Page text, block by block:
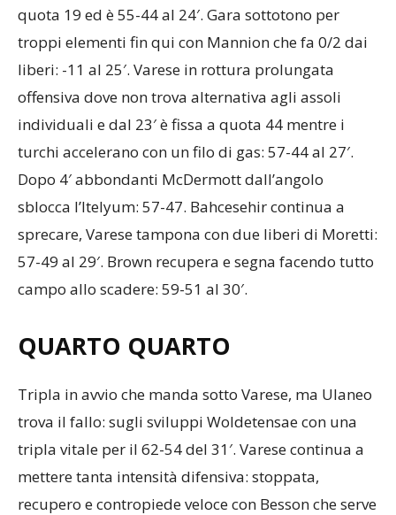
quota 19 ed è 55-44 al 24′. Gara sottotono per
troppi elementi fin qui con Mannion che fa 0/2 dai
liberi: -11 al 25′. Varese in rottura prolungata
offensiva dove non trova alternativa agli assoli
individuali e dal 23′ è fissa a quota 44 mentre i
turchi accelerano con un filo di gas: 57-44 al 27′.
Dopo 4′ abbondanti McDermott dall’angolo
sblocca l’Itelyum: 57-47. Bahcesehir continua a
sprecare, Varese tampona con due liberi di Moretti:
57-49 al 29′. Brown recupera e segna facendo tutto
campo allo scadere: 59-51 al 30′.
QUARTO QUARTO
Tripla in avvio che manda sotto Varese, ma Ulaneo
trova il fallo: sugli sviluppi Woldetensae con una
tripla vitale per il 62-54 del 31′. Varese continua a
mettere tanta intensità difensiva: stoppata,
recupero e contropiede veloce con Besson che serve